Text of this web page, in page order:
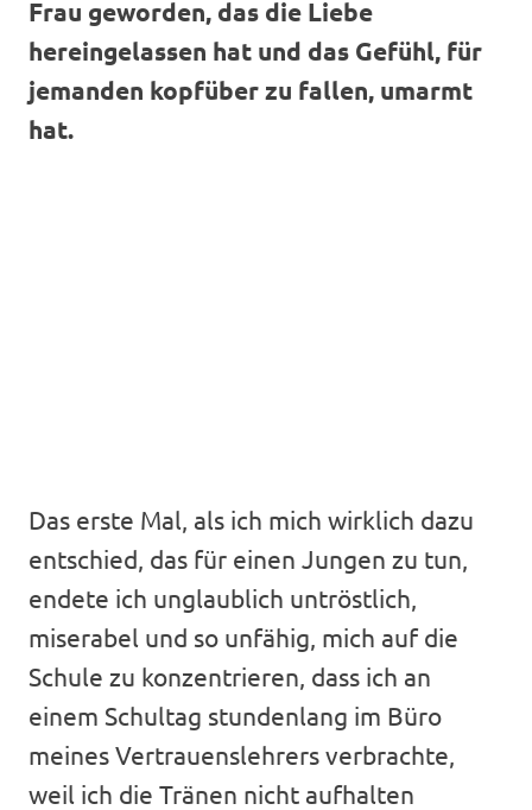
Frau geworden, das die Liebe
hereingelassen hat und das Gefühl, für
jemanden kopfüber zu fallen, umarmt
hat.
Das erste Mal, als ich mich wirklich dazu
entschied, das für einen Jungen zu tun,
endete ich unglaublich untröstlich,
miserabel und so unfähig, mich auf die
Schule zu konzentrieren, dass ich an
einem Schultag stundenlang im Büro
meines Vertrauenslehrers verbrachte,
weil ich die Tränen nicht aufhalten